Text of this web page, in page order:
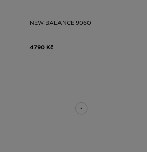
NEW BALANCE 9060
4790 Kč